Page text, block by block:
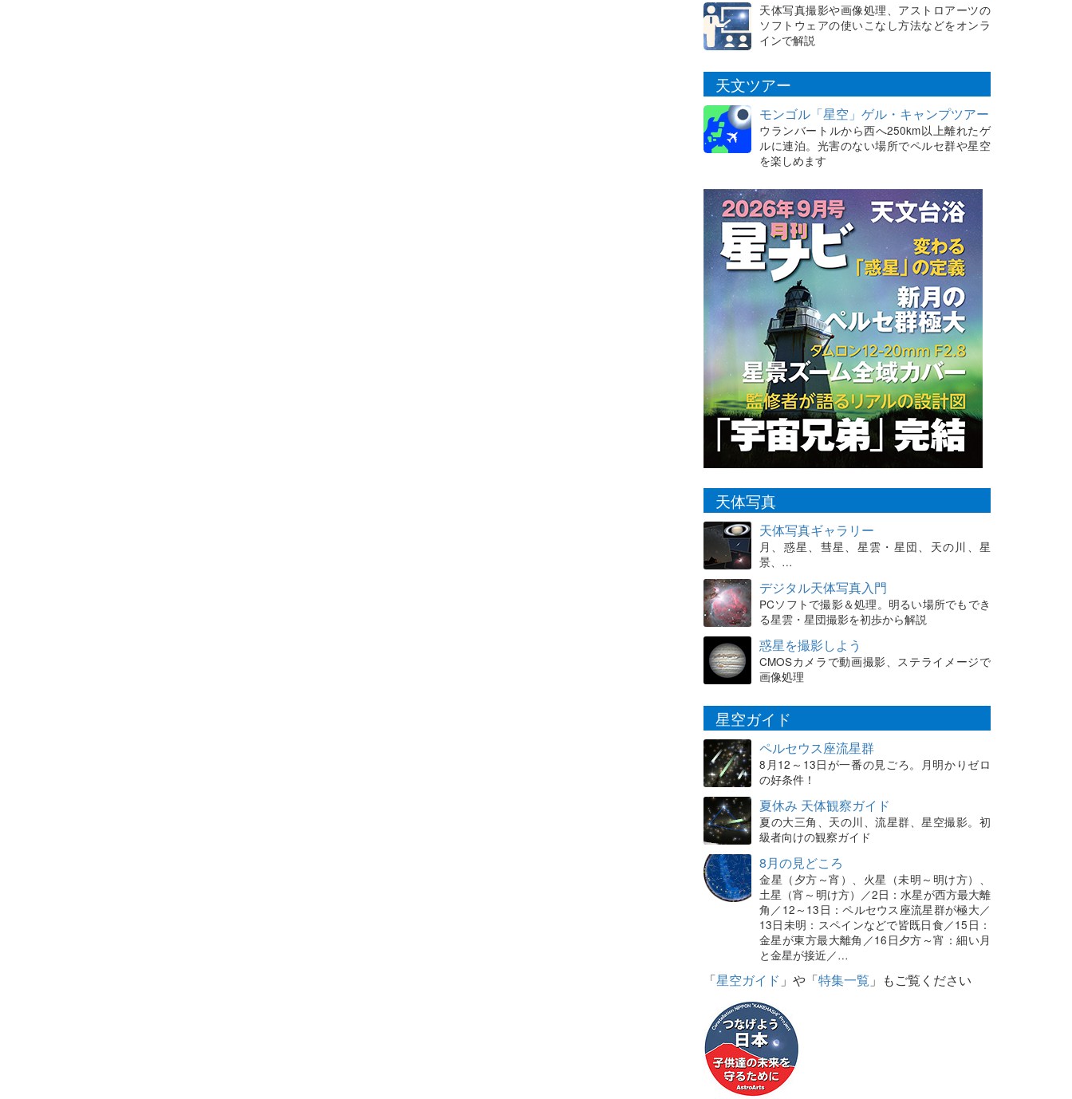
天体写真撮影や画像処理、アストロアーツの
ソフトウェアの使いこなし方法などをオンラ
インで解説
天文ツアー
モンゴル「星空」ゲル・キャンプツアー
ウランバートルから西へ250km以上離れたゲ
ルに連泊。光害のない場所でペルセ群や星空
を楽しめます
天体写真
天体写真ギャラリー
月、惑星、彗星、星雲・星団、天の川、星
景、…
デジタル天体写真入門
PCソフトで撮影＆処理。明るい場所でもでき
る星雲・星団撮影を初歩から解説
惑星を撮影しよう
CMOSカメラで動画撮影、ステライメージで
画像処理
星空ガイド
ペルセウス座流星群
8月12～13日が一番の見ごろ。月明かりゼロ
の好条件！
夏休み 天体観察ガイド
夏の大三角、天の川、流星群、星空撮影。初
級者向けの観察ガイド
8月の見どころ
金星（夕方～宵）、火星（未明～明け方）、
土星（宵～明け方）／2日：水星が西方最大離
角／12～13日：ペルセウス座流星群が極大／
13日未明：スペインなどで皆既日食／15日：
金星が東方最大離角／16日夕方～宵：細い月
と金星が接近／…
「星空ガイド 」や「特集一覧 」もご覧ください